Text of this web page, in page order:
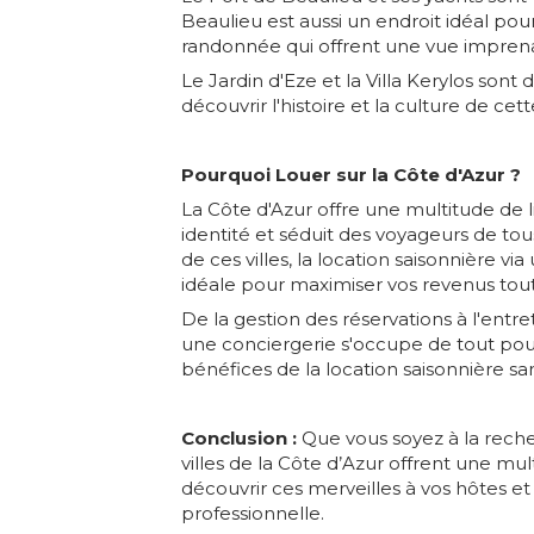
Beaulieu est aussi un endroit idéal
randonnée qui offrent une vue
Le Jardin d'Eze et la Villa Kerylos
découvrir l'histoire et la culture de
Pourquoi Louer sur la Côte d'Azur ?
La Côte d'Azur offre une multitude de
identité et séduit des voyageurs de
de ces villes, la location saisonnière
idéale pour maximiser vos revenus
De la gestion des réservations à
une conciergerie s'occupe de tout
bénéfices de la location saisonnière
Conclusion : Que vous soyez à la
villes de la Côte d’Azur offrent une
découvrir ces merveilles à vos hôtes
professionnelle.